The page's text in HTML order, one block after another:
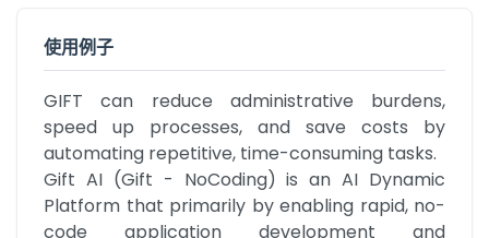
使用例子
GIFT can reduce administrative burdens,
speed up processes, and save costs by
automating repetitive, time-consuming tasks.
Gift AI (Gift - NoCoding) is an AI Dynamic
Platform that primarily by enabling rapid, no-
code application development and